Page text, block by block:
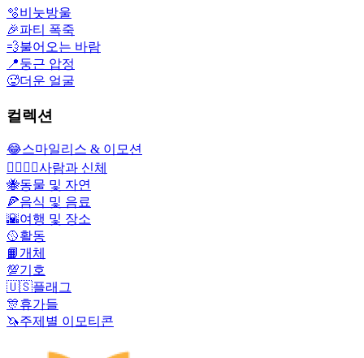
🫧비눗방울
🎉파티 폭죽
💨불어오는 바람
📍둥근 압정
🥵더운 얼굴
컬렉션
😂스마일리스 & 이모션
👩‍❤️‍💋‍👨사람과 신체
🐝동물 및 자연
🍕음식 및 음료
🌇여행 및 장소
🥎활동
📙개체
💯기호
🇺🇸플래그
🎊휴가들
🦄주제별 이모티콘